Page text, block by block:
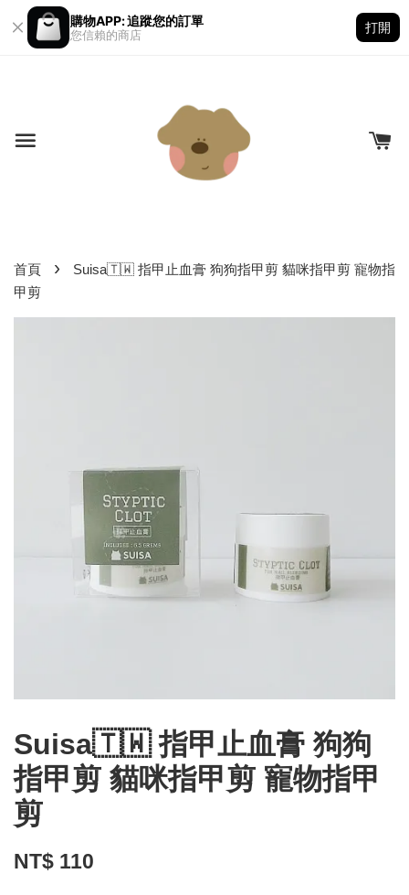
購物APP: 追蹤您的訂單
您信賴的商店
打開
首頁 ›
Suisa🇹🇼 指甲止血膏 狗狗指甲剪 貓咪指甲剪 寵物指
甲剪
Suisa🇹🇼 指甲止血膏 狗狗
指甲剪 貓咪指甲剪 寵物指甲
剪
NT$ 110